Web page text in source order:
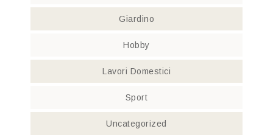
Giardino
Hobby
Lavori Domestici
Sport
Uncategorized